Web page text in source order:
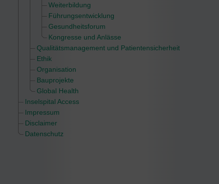
Weiterbildung
Führungsentwicklung
Gesundheitsforum
Kongresse und Anlässe
Qualitätsmanagement und Patientensicherheit
Ethik
Organisation
Bauprojekte
Global Health
Inselspital Access
Impressum
Disclaimer
Datenschutz